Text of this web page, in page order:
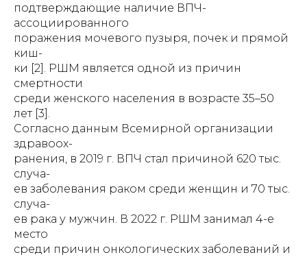
подтверждающие наличие ВПЧ-
ассоциированного
поражения мочевого пузыря, почек и прямой
киш-
ки [2]. РШМ является одной из причин
смертности
среди женского населения в возрасте 35–50
лет [3].
Согласно данным Всемирной организации
здравоох-
ранения, в 2019 г. ВПЧ стал причиной 620 тыс.
случа-
ев заболевания раком среди женщин и 70 тыс.
случа-
ев рака у мужчин. В 2022 г. РШМ занимал 4-е
место
среди причин онкологических заболеваний и